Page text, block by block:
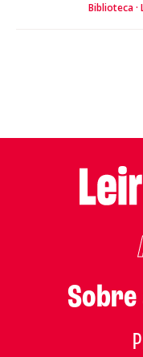
Biblioteca
Sobre